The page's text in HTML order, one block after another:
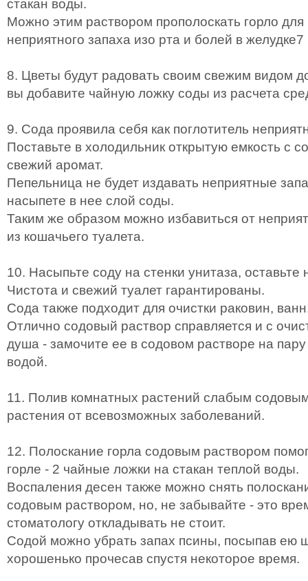
стакан воды.
Можно этим раствором прополоскать горло для
неприятного запаха изо рта и болей в желудке7
8. Цветы будут радовать своим свежим видом
вы добавите чайную ложку соды из расчета
9. Сода проявила себя как поглотитель
Поставьте в холодильник открытую емкость с
свежий аромат.
Пепельница не будет издавать неприятные
насыпете в нее слой соды.
Таким же образом можно избавиться от
из кошачьего туалета.
10. Насыпьте соду на стенки унитаза, оставьте
Чистота и свежий туалет гарантированы.
Сода также подходит для очистки раковин,
Отлично содовый раствор справляется и с
душа - замочите ее в содовом растворе на
водой.
11. Полив комнатных растений слабым
растения от всевозможных заболеваний.
12. Полоскание горла содовым раствором
горле - 2 чайные ложки на стакан теплой воды.
Воспаления десен также можно снять
содовым раствором, но, не забывайте - это
стоматологу откладывать не стоит.
Содой можно убрать запах псины, посыпав ею
хорошенько прочесав спустя некоторое время.